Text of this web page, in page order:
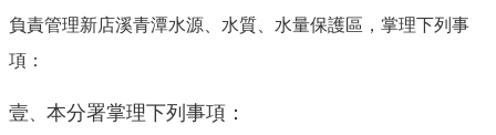
負責管理新店溪青潭水源、水質、水量保護區，掌理下列事
項：
壹
本分署掌理下列事項：